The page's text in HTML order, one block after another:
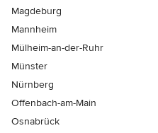
Magdeburg
Mannheim
Mülheim-an-der-Ruhr
Münster
Nürnberg
Offenbach-am-Main
Osnabrück